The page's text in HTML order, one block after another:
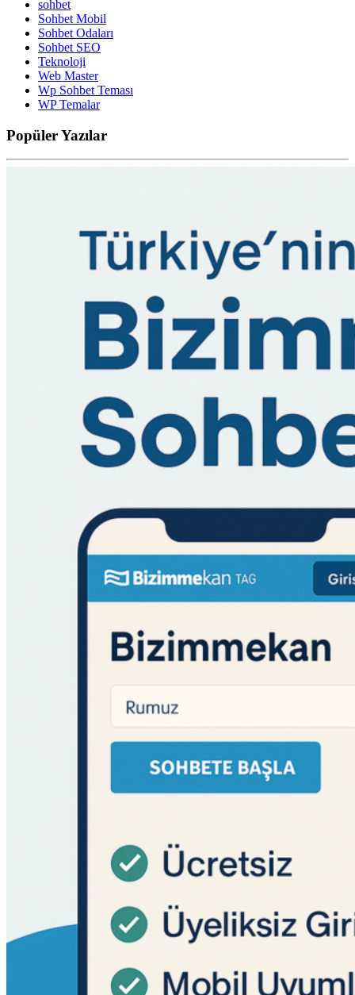
sohbet
Sohbet Mobil
Sohbet Odaları
Sohbet SEO
Teknoloji
Web Master
Wp Sohbet Teması
WP Temalar
PopülerYazılar